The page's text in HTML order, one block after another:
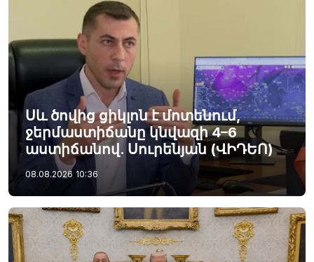
Սև ծովից ցիկլոն է մոտենում,
ջերմաստիճանը կնվազի 4–6
աստիճանով. Սուրենյան (ՎԻԴԵՈ)
08.08.2026 10:36